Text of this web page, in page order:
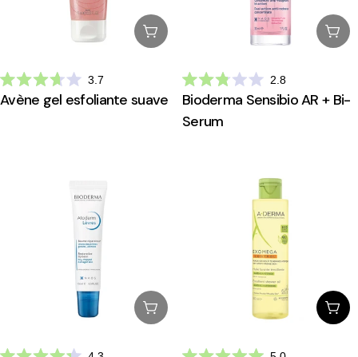
Esgotado
Avaliado
com
3.7
Avène gel esfoliante suave
Avaliado
com
2.8
de
2.8
Bioderma Sensibio AR + Bi-
Serum
Esgotado